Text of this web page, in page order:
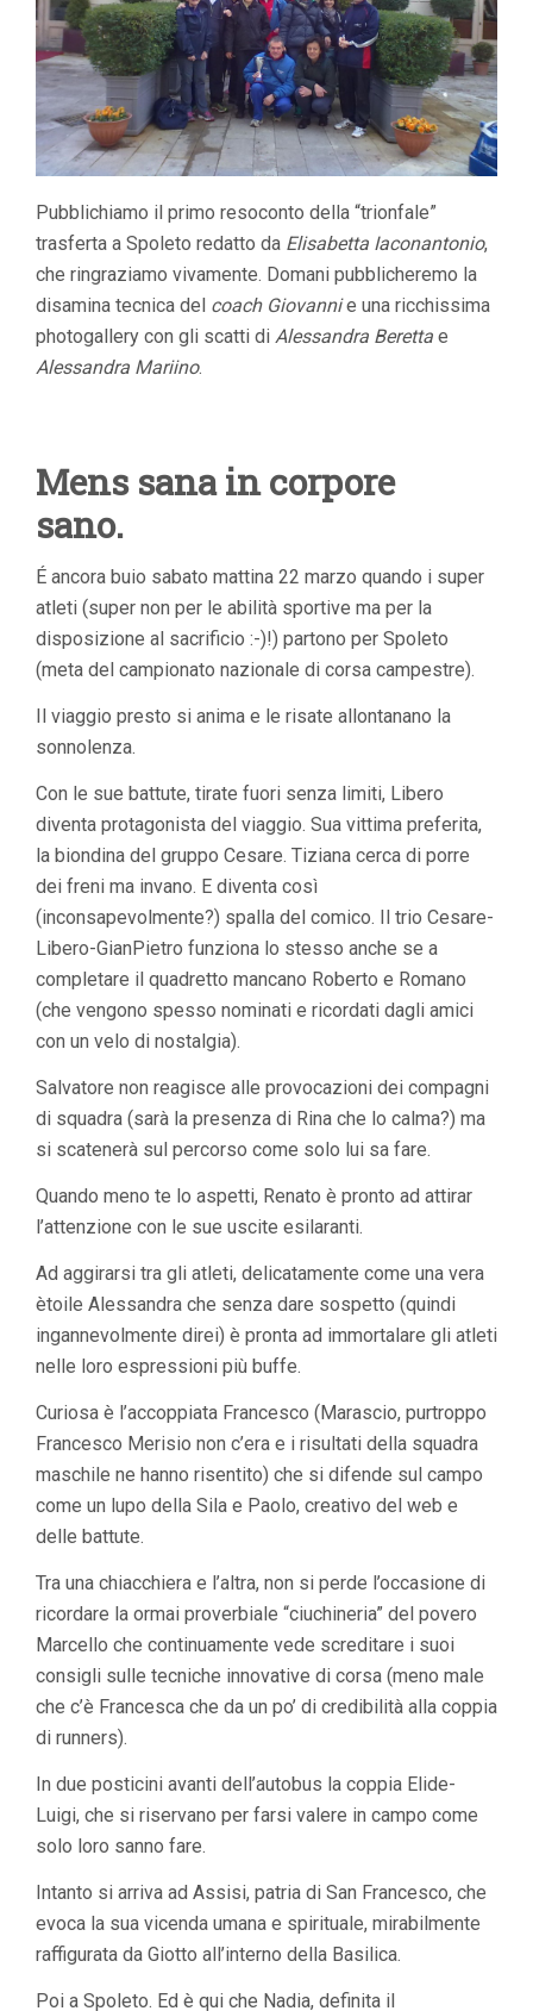
Pubblichiamo il primo resoconto della “trionfale”
trasferta a Spoleto redatto da Elisabetta Iaconantonio,
che ringraziamo vivamente. Domani pubblicheremo la
disamina tecnica del coach Giovannie una ricchissima
photogallery con gli scatti di Alessandra Beretta e
Alessandra Mariino.
Mens sana in corpore
sano.
É ancora buio sabato mattina 22 marzo quando i super
atleti (super non per le abilità sportive ma per la
disposizione al sacrificio :-)!) partono per Spoleto
(meta del campionato nazionale di corsa campestre).
Il viaggio presto si anima e le risate allontanano la
sonnolenza.
Con le sue battute, tirate fuori senza limiti, Libero
diventa protagonista del viaggio. Sua vittima preferita,
la biondina del gruppo Cesare. Tiziana cerca di porre
dei freni ma invano. E diventa così
(inconsapevolmente?) spalla del comico. Il trio Cesare-
Libero-GianPietro funziona lo stesso anche se a
completare il quadretto mancano Roberto e Romano
(che vengono spesso nominati e ricordati dagli amici
con un velo di nostalgia).
Salvatore non reagisce alle provocazioni dei compagni
di squadra (sarà la presenza di Rina che lo calma?) ma
si scatenerà sul percorso come solo lui sa fare.
Quando meno te lo aspetti, Renato è pronto ad attirar
l’attenzione con le sue uscite esilaranti.
Ad aggirarsi tra gli atleti, delicatamente come una vera
ètoile Alessandra che senza dare sospetto (quindi
ingannevolmente direi) è pronta ad immortalare gli atleti
nelle loro espressioni più buffe.
Curiosa è l’accoppiata Francesco (Marascio, purtroppo
Francesco Merisio non c’era e i risultati della squadra
maschile ne hanno risentito) che si difende sul campo
come un lupo della Sila e Paolo, creativo del web e
delle battute.
Tra una chiacchiera e l’altra, non si perde l’occasione di
ricordare la ormai proverbiale “ciuchineria” del povero
Marcello che continuamente vede screditare i suoi
consigli sulle tecniche innovative di corsa (meno male
che c’è Francesca che da un po’ di credibilità alla coppia
di runners).
In due posticini avanti dell’autobus la coppia Elide-
Luigi, che si riservano per farsi valere in campo come
solo loro sanno fare.
Intanto si arriva ad Assisi, patria di San Francesco, che
evoca la sua vicenda umana e spirituale, mirabilmente
raffigurata da Giotto all’interno della Basilica.
Poi a Spoleto. Ed è qui che Nadia, definita il